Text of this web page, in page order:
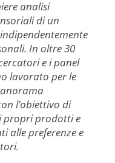
analisi
di un
In oltre 30
e i panel
lavorato per le
l’obiettivo di
propri prodotti e
alle preferenze e